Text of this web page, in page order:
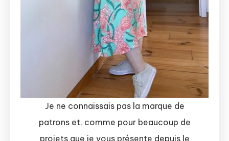
Je ne connaissais pas la marque de
patrons et, comme pour beaucoup de
projets que je vous présente depuis le